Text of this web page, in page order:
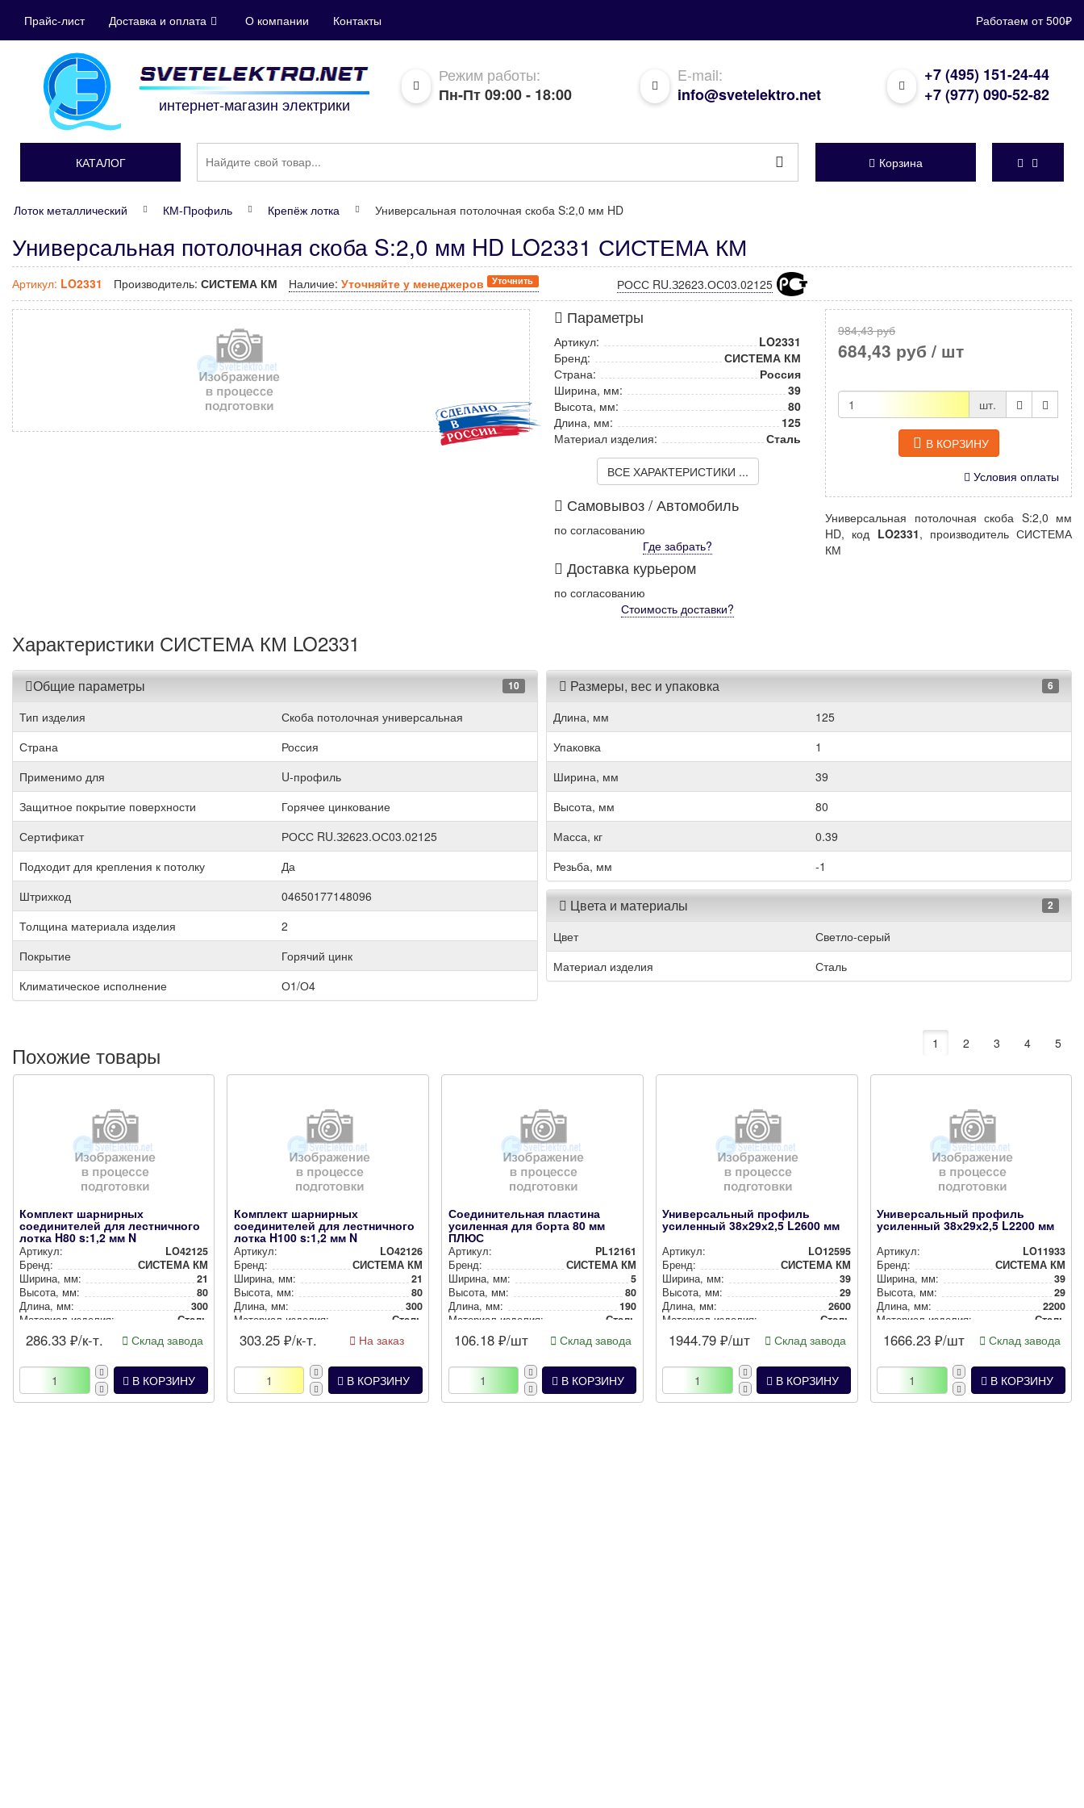
Прайс-лист Доставка и оплата О компании Контакты Работаем от 500₽
интернет-магазин электрики
Режим работы:
Пн-Пт 09:00 - 18:00
E-mail:
info@svetelektro.net
+7 (495) 151-24-44
+7 (977) 090-52-82
КАТАЛОГ Корзина
Лоток металлический КМ-Профиль Крепёж лотка Универсальная потолочная скоба S:2,0 мм HD
Универсальная потолочная скоба S:2,0 мм HD LO2331 СИСТЕМА КМ
Артикул: LO2331 Производитель: СИСТЕМА КМ Наличие: Уточняйте у менеджеров Уточнить РОСС RU.З2623.ОС03.02125
Параметры
Артикул:
LO2331
Бренд:
СИСТЕМА КМ
Страна:
Россия
Ширина, мм:
39
Высота, мм:
80
Длина, мм:
125
Материал изделия:
Сталь
ВСЕ ХАРАКТЕРИСТИКИ ...
Самовывоз / Автомобиль
по согласованию
Где забрать?
Доставка курьером
по согласованию
Стоимость доставки?
984,43 руб
684,43 руб / шт
шт.
В КОРЗИНУ
Условия оплаты
Универсальная потолочная скоба S:2,0 мм
HD, код LO2331, производитель СИСТЕМА
КМ
Характеристики СИСТЕМА КМ LO2331
Общие параметры 10
Тип изделия
Скоба потолочная универсальная
Страна
Россия
Применимо для
U-профиль
Защитное покрытие поверхности
Горячее цинкование
Сертификат
РОСС RU.З2623.ОС03.02125
Подходит для крепления к потолку
Да
Штрихкод
04650177148096
Толщина материала изделия
2
Покрытие
Горячий цинк
Климатическое исполнение
О1/О4
Размеры, вес и упаковка 6
Длина, мм
125
Упаковка
1
Ширина, мм
39
Высота, мм
80
Масса, кг
0.39
Резьба, мм
-1
Цвета и материалы 2
Цвет
Светло-серый
Материал изделия
Сталь
Похожие товары 1 2 3 4 5
Комплект шарнирных
соединителей для лестничного
лотка H80 s:1,2 мм N
Артикул:
LO42125
Бренд:
СИСТЕМА КМ
Ширина, мм:
21
Высота, мм:
80
Длина, мм:
300
Материал изделия:
Сталь
286.33 ₽/к-т. Склад завода
В КОРЗИНУ
Комплект шарнирных
соединителей для лестничного
лотка H100 s:1,2 мм N
Артикул:
LO42126
Бренд:
СИСТЕМА КМ
Ширина, мм:
21
Высота, мм:
80
Длина, мм:
300
Материал изделия:
Сталь
303.25 ₽/к-т. На заказ
В КОРЗИНУ
Соединительная пластина
усиленная для борта 80 мм
ПЛЮС
Артикул:
PL12161
Бренд:
СИСТЕМА КМ
Ширина, мм:
5
Высота, мм:
80
Длина, мм:
190
Материал изделия:
Сталь
106.18 ₽/шт Склад завода
В КОРЗИНУ
Универсальный профиль
усиленный 38х29х2,5 L2600 мм
Артикул:
LO12595
Бренд:
СИСТЕМА КМ
Ширина, мм:
39
Высота, мм:
29
Длина, мм:
2600
Материал изделия:
Сталь
1944.79 ₽/шт Склад завода
В КОРЗИНУ
Универсальный профиль
усиленный 38х29х2,5 L2200 мм
Артикул:
LO11933
Бренд:
СИСТЕМА КМ
Ширина, мм:
39
Высота, мм:
29
Длина, мм:
2200
Материал изделия:
Сталь
1666.23 ₽/шт Склад завода
В КОРЗИНУ